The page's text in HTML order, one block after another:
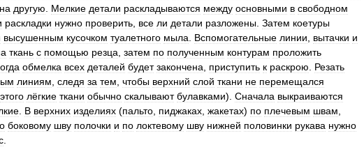
на другую Мелкие детали раскладываются между основными в свободном
раскладки нужно проверить все ли детали разложены Затем коетуры
высушенным кусочком туалетного мыла Вспомогательные линии вытачки и
ткань с помощью резца затем по полученным контурам проложить
обмелка всех деталей будет закончена приступить к раскрою
Резать
линиям следя за тем чтобы верхний слой ткани не перемещался
этого лёгкие ткани обычно скалывают булавками). Сначала выкраиваются
В верхних изделиях (пальто пиджаках жакетах) по плечевым швам
боковому шву полочки и по локтевому шву нижней половинки рукава нужно